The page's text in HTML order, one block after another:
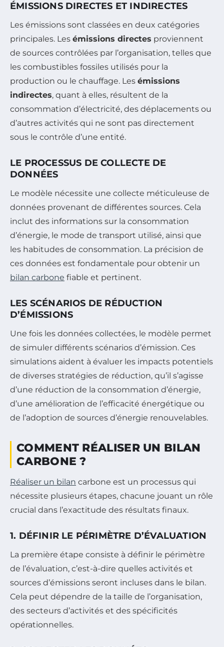
ÉMISSIONS DIRECTES ET INDIRECTES
Les émissions sont classées en deux catégories
principales. Les émissions directes proviennent
de sources contrôlées par l’organisation, telles que
les combustibles fossiles utilisés pour la
production ou le chauffage. Les émissions
indirectes, quant à elles, résultent de la
consommation d’électricité, des déplacements ou
d’autres activités qui ne sont pas directement
sous le contrôle d’une entité.
LE PROCESSUS DE COLLECTE DE
DONNÉES
Le modèle nécessite une collecte méticuleuse de
données provenant de différentes sources. Cela
inclut des informations sur la consommation
d’énergie, le mode de transport utilisé, ainsi que
les habitudes de consommation. La précision de
ces données est fondamentale pour obtenir un
bilan carbone fiable et pertinent.
LES SCÉNARIOS DE RÉDUCTION
D’ÉMISSIONS
Une fois les données collectées, le modèle permet
de simuler différents scénarios d’émission. Ces
simulations aident à évaluer les impacts potentiels
de diverses stratégies de réduction, qu’il s’agisse
d’une réduction de la consommation d’énergie,
d’une amélioration de l’efficacité énergétique ou
de l’adoption de sources d’énergie renouvelables.
COMMENT RÉALISER UN BILAN
CARBONE ?
Réaliser un bilan carbone est un processus qui
nécessite plusieurs étapes, chacune jouant un rôle
crucial dans l’exactitude des résultats finaux.
1. DÉFINIR LE PÉRIMÈTRE D’ÉVALUATION
La première étape consiste à définir le périmètre
de l’évaluation, c’est-à-dire quelles activités et
sources d’émissions seront incluses dans le bilan.
Cela peut dépendre de la taille de l’organisation,
des secteurs d’activités et des spécificités
opérationnelles.